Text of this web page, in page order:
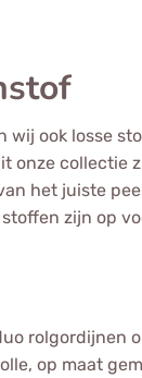
wij ook losse
onze collectie
het juiste
zijn op
rolgordijnen
op maat